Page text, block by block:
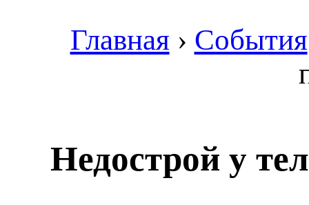
Главная › События
Недострой у